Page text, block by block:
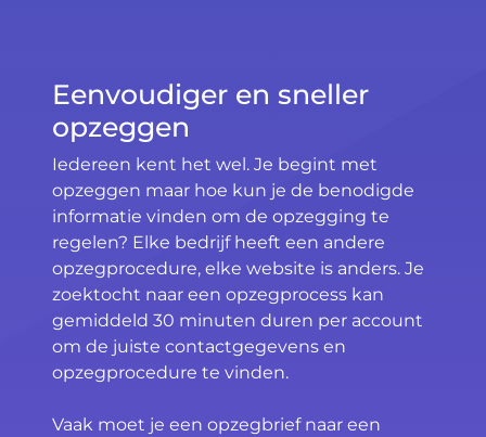
Eenvoudiger en sneller
opzeggen
Iedereen kent het wel. Je begint met
opzeggen maar hoe kun je de benodigde
informatie vinden om de opzegging te
regelen? Elke bedrijf heeft een andere
opzegprocedure, elke website is anders. Je
zoektocht naar een opzegprocess kan
gemiddeld 30 minuten duren per account
om de juiste contactgegevens en
opzegprocedure te vinden.
Vaak moet je een opzegbrief naar een